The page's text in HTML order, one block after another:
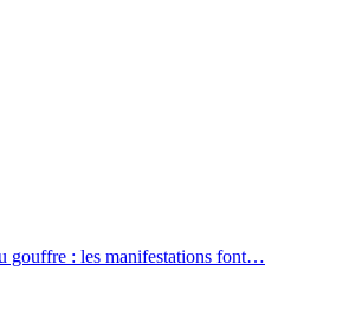
gouffre : les manifestations font…